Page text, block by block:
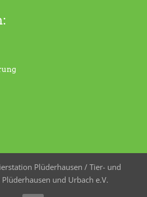
Plüderhausen / Tier- und
und Urbach e.V.